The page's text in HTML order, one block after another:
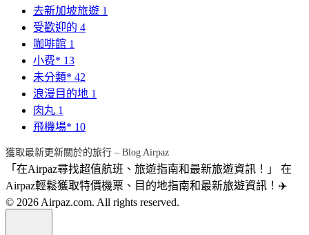
去新加坡旅遊 1
受歡迎的 4
咖啡館 1
小费* 13
未分類* 42
浪漫目的地 1
肉丸 1
飛機場* 10
獲取最新更新關於的旅行 – Blog Airpaz
「在Airpaz尋找超值航班、旅遊指南和最新旅遊資訊！」 在
Airpaz輕鬆獲取特價機票、目的地指南和最新旅遊資訊！✈️
© 2026 Airpaz.com. All rights reserved.